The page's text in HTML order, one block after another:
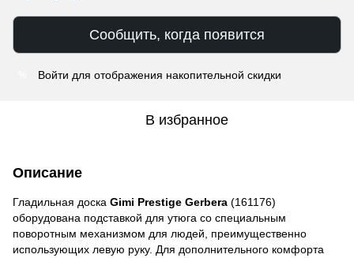
Сообщить, когда появится
Войти для отображения накопительной скидки
В избранное
Описание
Гладильная доска Gimi Prestige Gerbera (161176)
оборудована подставкой для утюга со специальным
поворотным механизмом для людей, преимущественно
использующих левую руку. Для дополнительного комфорта